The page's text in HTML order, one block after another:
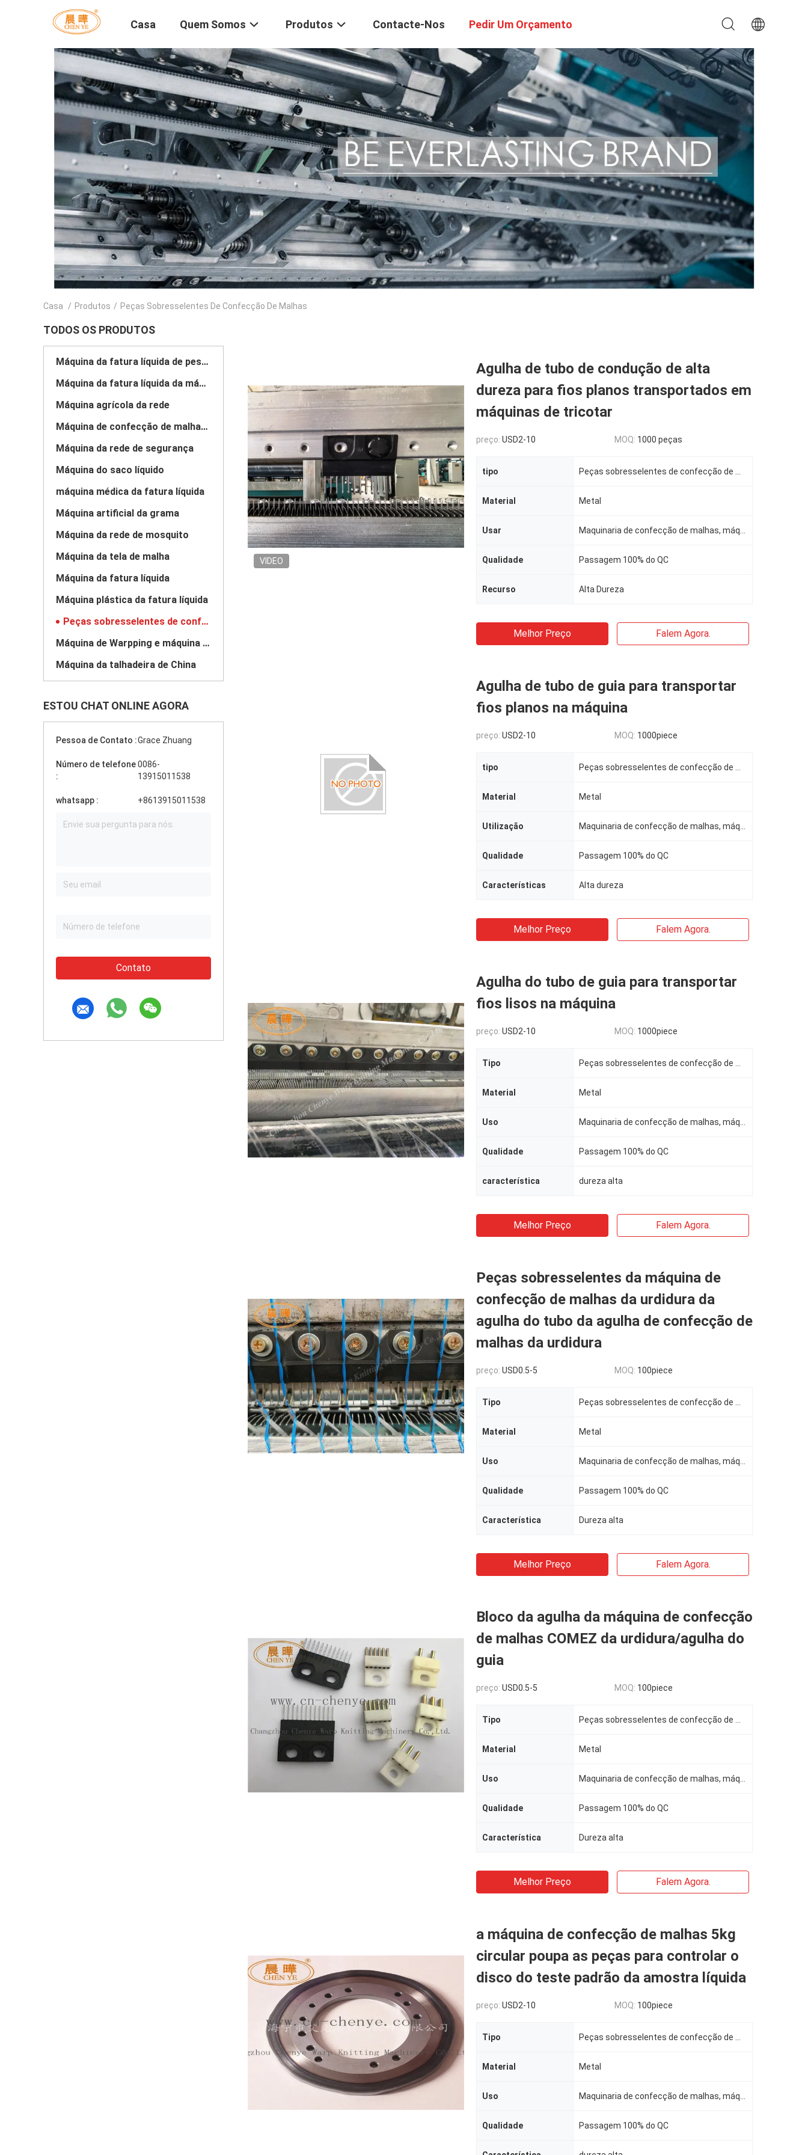
Casa Quem Somos Produtos Contacte-Nos Pedir Um Orçamento
Casa / Produtos / Peças Sobresselentes De Confecção De Malhas
TODOS OS PRODUTOS
Máquina da fatura líquida de pesca
Máquina da fatura líquida da máscara
Máquina agrícola da rede
Máquina de confecção de malhas da urdidura de Raschel
Máquina da rede de segurança
Máquina do saco líquido
máquina médica da fatura líquida
Máquina artificial da grama
Máquina da rede de mosquito
Máquina da tela de malha
Máquina da fatura líquida
Máquina plástica da fatura líquida
Peças sobresselentes de confecção de malhas
Máquina de Warpping e máquina da extrusora
Máquina da talhadeira de China
ESTOU CHAT ONLINE AGORA
Pessoa de Contato :Grace Zhuang
Número de telefone
:
0086-
13915011538
whatsapp : +8613915011538
Contato
VIDEO
Agulha de tubo de condução de alta
dureza para fios planos transportados em
máquinas de tricotar
preço: USD2-10 MOQ: 1000 peças
tipo
Material Metal
Usar
Qualidade Passagem 100% do QC
Recurso Alta Dureza
Melhor Preço Falem Agora.
Agulha de tubo de guia para transportar
fios planos na máquina
preço: USD2-10 MOQ: 1000piece
tipo
Material Metal
Utilização
Qualidade Passagem 100% do QC
Características Alta dureza
Melhor Preço Falem Agora.
Agulha do tubo de guia para transportar
fios lisos na máquina
preço: USD2-10 MOQ: 1000piece
Tipo
Material Metal
Uso
Qualidade Passagem 100% do QC
característica dureza alta
Melhor Preço Falem Agora.
Peças sobresselentes da máquina de
confecção de malhas da urdidura da
agulha do tubo da agulha de confecção de
malhas da urdidura
preço: USD0.5-5 MOQ: 100piece
Tipo
Material Metal
Uso
Qualidade Passagem 100% do QC
Característica Dureza alta
Melhor Preço Falem Agora.
Bloco da agulha da máquina de confecção
de malhas COMEZ da urdidura/agulha do
guia
preço: USD0.5-5 MOQ: 100piece
Tipo
Material Metal
Uso
Qualidade Passagem 100% do QC
Característica Dureza alta
Melhor Preço Falem Agora.
a máquina de confecção de malhas 5kg
circular poupa as peças para controlar o
disco do teste padrão da amostra líquida
preço: USD2-10 MOQ: 100piece
Tipo
Material Metal
Uso
Qualidade Passagem 100% do QC